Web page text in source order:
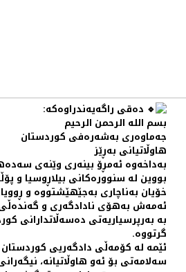
ده‌قی راگه‌یه‌ندراوه‌كه‌:
بسم الله الرحمن الرحیم
جه‌ماوه‌رى به‌شه‌ره‌فى كوردستان
هاوڵاتیانى به‌ڕێز
به‌داخه‌وه‌ ئه‌مڕۆ بینه‌رى وێنه‌ى
بووین له‌ سنووره‌كانى بیلاڕوسیا و
خۆیان به‌ناچارى به‌جێهێشتووه‌ و
ئه‌مه‌ش به‌هۆى نادادگه‌رى و
به‌ به‌رپرسیاریه‌تى ده‌سه‌ڵاتدارانى
گرتووه‌.
ئێمه‌ له‌ كۆمه‌ڵى دادگه‌ریى
سه‌لامه‌تى بۆ ئه‌و هاوڵاتیانه‌،